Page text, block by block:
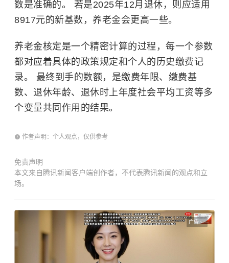
数是准确的。 若是2025年12月退休，则应适用
8917元的新基数，养老金会更高一些。
养老金核定是一个精密计算的过程，每一个参数
都对应着具体的政策规定和个人的历史缴费记
录。 最终到手的数额，是缴费年限、缴费基
数、退休年龄、退休时上年度社会平均工资等多
个变量共同作用的结果。
作者声明：个人观点，仅供参考
免责声明
本文来自腾讯新闻客户端创作者，不代表腾讯新闻的观点和立
场。
广告